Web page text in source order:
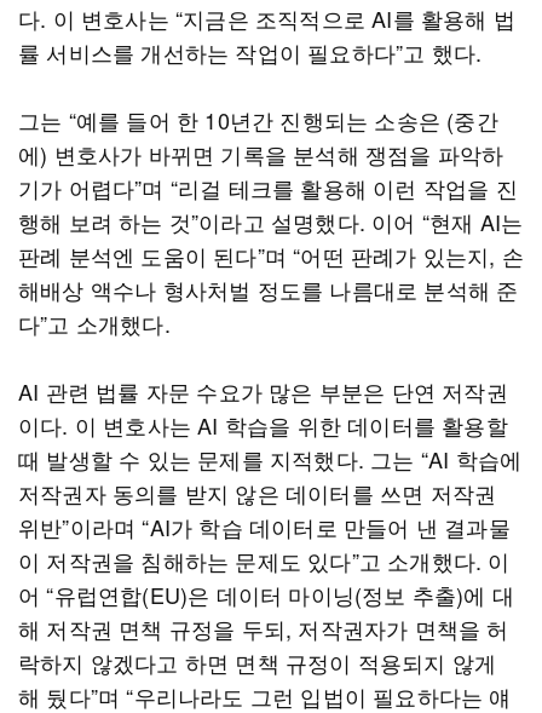
다. 이 변호사는 “지금은 조직적으로 AI를 활용해 법
률 서비스를 개선하는 작업이 필요하다”고 했다.
그는 “예를 들어 한 10년간 진행되는 소송은 (중간
에) 변호사가 바뀌면 기록을 분석해 쟁점을 파악하
기가 어렵다”며 “리걸 테크를 활용해 이런 작업을 진
행해 보려 하는 것”이라고 설명했다. 이어 “현재 AI는
판례 분석엔 도움이 된다”며 “어떤 판례가 있는지, 손
해배상 액수나 형사처벌 정도를 나름대로 분석해 준
다”고 소개했다.
AI 관련 법률 자문 수요가 많은 부분은 단연 저작권
이다. 이 변호사는 AI 학습을 위한 데이터를 활용할
때 발생할 수 있는 문제를 지적했다. 그는 “AI 학습에
저작권자 동의를 받지 않은 데이터를 쓰면 저작권
위반”이라며 “AI가 학습 데이터로 만들어 낸 결과물
이 저작권을 침해하는 문제도 있다”고 소개했다. 이
어 “유럽연합(EU)은 데이터 마이닝(정보 추출)에 대
해 저작권 면책 규정을 두되, 저작권자가 면책을 허
락하지 않겠다고 하면 면책 규정이 적용되지 않게
해 뒀다”며 “우리나라도 그런 입법이 필요하다는 얘